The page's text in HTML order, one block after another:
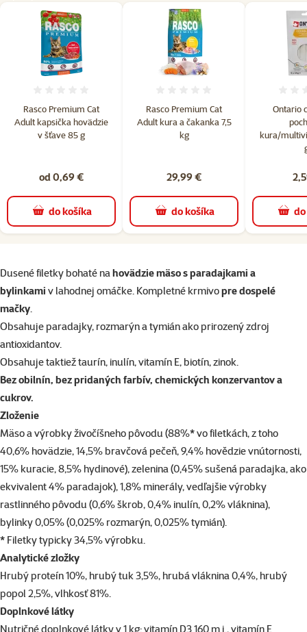
Rasco Premium Cat
Adult kapsička hovädzie
v šťave 85 g
od 0,69 €
do košíka
Rasco Premium Cat
Adult kura a čakanka 7,5
kg
29,99 €
do košíka
Ontario
kura/
superzoo.product.detail.content
Dusené filetky bohaté na hovädzie mäso s paradajkami a
bylinkami v lahodnej omáčke. Kompletné krmivopre dospelé
mačky
Obsahuje paradajky, rozmarýn a tymián ako prirozený zdroj
antioxidantov.
Obsahuje taktiež taurín, inulín, vitamín E, biotín, zinok.
Bez obilnín, bez pridaných farbív, chemických konzervantov a
cukrov.
Zloženie
Mäso a výrobky živočíšneho pôvodu (88%* vo filetkách, z toho
40,6% hovädzie, 14,5% bravčová pečeň, 9,4% hovědzie vnútornosti,
15% kuracie, 8,5% hydinové), zelenina (0,45% sušená paradajka, ako
ekvivalent 4% paradajok), 1,8% minerály, vedľajšie výrobky
rastlinného pôvodu (0,6% škrob, 0,4% inulín, 0,2% vláknina),
bylinky 0,05% (0,025% rozmarýn, 0,025% tymián).
* Filetky typicky 34,5% výrobku.
Analytické zložky
Hrubý proteín 10%, hrubý tuk 3,5%, hrubá vláknina 0,4%, hrubý
popol 2,5%, vlhkosť 81%.
Doplnkové látky
Nutričné doplnkové látky v 1 kg: vitamín D3 160 m.j., vitamín E